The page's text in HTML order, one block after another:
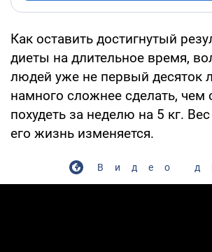
Как оставить достигнутый
диеты на длительное время,
людей уже не первый десяток
намного сложнее сделать, чем
похудеть за неделю на 5 кг.
его жизнь изменяется.
Видео